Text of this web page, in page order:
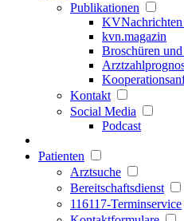
Publikationen
kvn.magazin
Broschüren
Kontakt
Social Media
Podcast
Patienten
Arztsuche
Bereitschaftsdienst
116117-Terminservice